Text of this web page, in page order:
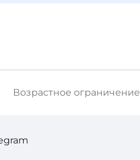
Возрастное ограничение